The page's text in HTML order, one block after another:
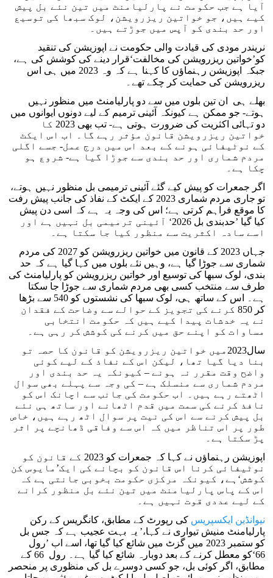
آیا ہے جب حکومت نے پارلیامنٹ میں تین نئے بل پیش
کیے ہیں، جو خواتین ریزرویشن، لوک سبھا کی توسیع
اور حد بندی کو آپس میں جوڑتے ہیں۔
نریندر مودی کی قیادت والی حکومت نے اپوزیشن کی تنقید
کو’خواتین ریزرویشن کی مخالفت‘قرار دینے کی کوشش کی ہے،
جبکہ اپوزیشن رہنماؤں کا کہنا ہے کہ وہ 2023 میں ہی اس
ریزرویشن کی حمایت کر چکے تھے۔
بھلے ہی ان تین بلوں میں سے دو پارلیامنٹ میں منظور نہیں
ہوتے- جو ممکن ہے کیونکہ آئینی ترمیم کے لیے دونوں ایوانوں میں
دو تہائی اکثریت کی ضرورت ہوتی ہے- تب بھی 2023 کا
خواتین ریزرویشن قانون مؤثر رہے گا۔ اب اس ایکٹ
کے نوٹیفائی ہونے کے بعد اس میں درج عمل- جسے اگلی
مردم شماری اور حد بندی سے جوڑا گیا ہے- شروع ہو
چکا ہے۔
اگر جمعرات کو پیش کیے گئے آئینی ترمیمی بل منظور نہیں ہوتے،
تو جاری مردم شماری 2023 کے ایکٹ کے نفاذ کی جانب پیش رفت
کا موقع فراہم کرتی ہے؛ اس کی وجہ یہ ہے کہ اسی دن پیش
کیا گیا ’حدبندی بل 2026‘ آئینی ترمیمی بل نہیں ہے اور
اسے سادہ اکثریت سے منظور کیا جا سکتا ہے۔
جہاں 2023 کے قانون میں خواتین ریزرویشن کو 2027 کی مردم
شماری سے جوڑا گیا ہے، وہیں نئے بلوں میں کہا گیا ہے کہ حد
بندی، لوک سبھا کی توسیع اور خواتین ریزرویشن کو پارلیامنٹ کی
طرف سے منتخب کسی بھی مردم شماری سے جوڑا جا سکتا
ہے۔ اس کے ساتھ ہی، لوک سبھا کی نشستوں کو 540 سے بڑھا
کر 850 کرنے کی تجویز کے حوالے سے وضاحت کے فقدان
نے یہ خدشات پیدا کیے ہیں کہ حکومت انتخابی
مساوات کو اپنے حق میں کرنے کی کوشش کر رہی ہے۔
سال2023میں خواتین ریزرویشن کو قانون کا حصہ تو
بنا دیا گیا تھا، لیکن اس کے نفاذ کے لیے کوئی
واضح وقت مقرر نہ ہونے – کیونکہ یہ حد بندی اور
مردم شماری سے منسلک ہے – کی وجہ سے پہلے بھی سوال
اٹھتے رہے ہیں۔ اب حکومت کی جانب سے اچانک اس کو
نافذ کرنے کی سمت میں قدم اٹھانے اور ساتھ ہی نئے
بل پیش کرنے سے اس کی نیت پر سوال اٹھ رہے ہیں، خاص
طور پر اس تناظر میں کہ اس سے وفاقی ڈھانچے پر اثر
پڑ سکتا ہے۔
اپوزیشن رہنماؤں نے کہا کہ جمعرات کو 2023 کے قانون کو
نوٹیفائی کرنا اس قانون کو بچانے کی ایک’مایوس کن
کوشش‘ہے، کیونکہ مرکزی حکومت بخوبی جانتی ہے کہ
اس کے پاس پارلیامنٹ میں تین نئے بل منظور کرانے
کے لیے عددی قوت نہیں ہے۔
نیوانڈین ایکسپریس کی رپورٹ کے مطابق، کانگریس کے رکن
پارلیامنٹ منیش تیواری نے کہا،’ یہ بہت عجیب ہے کہ جس بل
کو ستمبر 2023 میں گزٹ میں شائع کیا گیا تھا، اسے اب ’رول
66‘کو معطل کرنے کے بعد دوبارہ شائع کیا گیا ہے۔ رول 66 کے
مطابق، اگر کوئی بل، جو کسی دوسرے بل کی منظوری پر منحصر